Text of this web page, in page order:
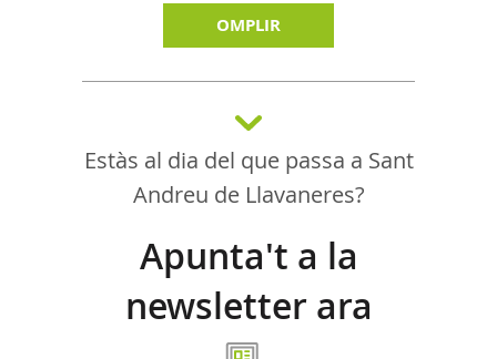
OMPLIR
Estàs al dia del que passa a Sant
Andreu de Llavaneres?
Apunta't a la
newsletter ara